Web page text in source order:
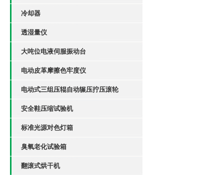
冷却器
透湿量仪
大吨位电液伺服振动台
电动皮革摩擦色牢度仪
电动式三组压辊自动辗压拧压滚轮
安全鞋压缩试验机
标准光源对色灯箱
臭氧老化试验箱
翻滚式烘干机